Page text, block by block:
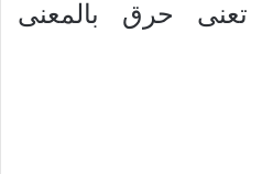
تعنى حرق بالمعنى